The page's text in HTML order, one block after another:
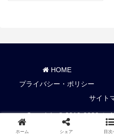
HOME
プライバシー・ポリシー
サイト
Copyright © 2019-2026 ふ
ホーム シェア 目次